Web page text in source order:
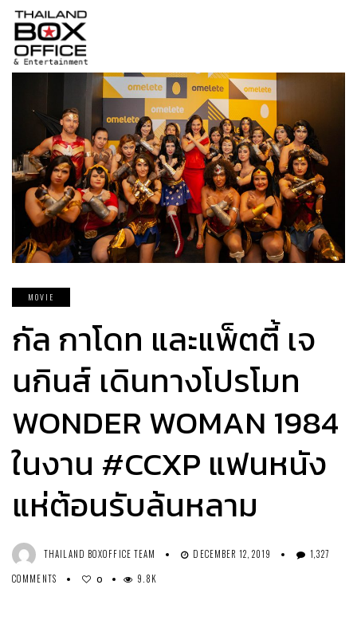
MOVIE
กัล กาโดท และแพ็ตตี้ เจ
นกินส์ เดินทางโปรโมท
WONDER WOMAN 1984
ในงาน #CCXP แฟนหนัง
แห่ต้อนรับล้นหลาม
THAILAND BOXOFFICE TEAM DECEMBER 12, 2019
1,327
COMMENTS
0 9.8K